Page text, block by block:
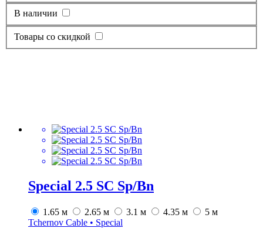
В наличии
Товары со скидкой
Special 2.5 SС Sp/Bn
1.65 м 2.65 м 3.1 м 4.35 м
5 м
Tchernov Cable • Special